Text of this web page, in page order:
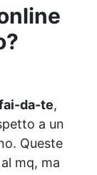
Vertical
B
da-te,
a un
Queste
mq, ma